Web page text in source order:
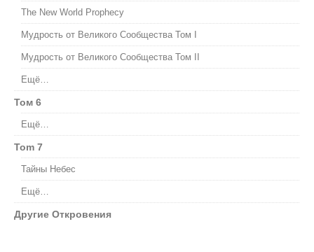
The New World Prophecy
Мудрость от Великого Сообщества Том I
Мудрость от Великого Сообщества Том II
Ещё…
Том 6
Ещё…
Tom 7
Тайны Небес
Ещё…
Другие Откровения